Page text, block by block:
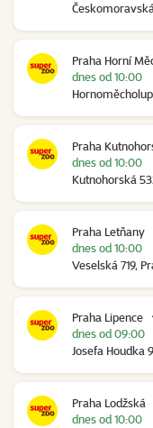
Praha Horní
dnes od 10:00
Praha
Kutnohorská
dnes od 10:00
Praha Letňany
Veselská 719,
dnes od 10:00
Praha Lipence
Josefa Houdka
dnes od 09:00
Praha Lodžská
dnes od 10:00